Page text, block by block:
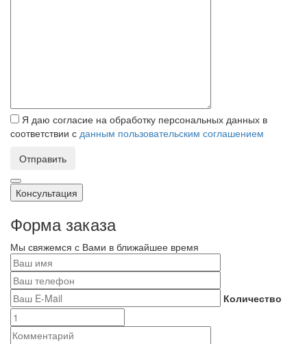
Я даю согласие на обработку персональных данных в
соответствии с данным пользовательским соглашением
Отправить
Консультация
Форма заказа
Мы свяжемся с Вами в ближайшее время
Количество